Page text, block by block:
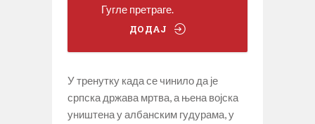
Гугле претраге.
ДОДАЈ
У тренутку када се чинило да је
српска држава мртва, а њена војска
уништена у албанским гудурама, у